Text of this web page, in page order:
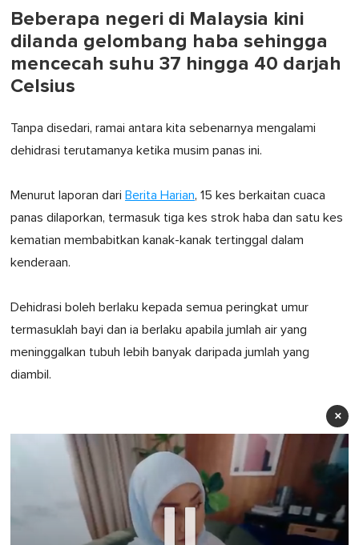
Beberapa negeri di Malaysia kini
dilanda gelombang haba sehingga
mencecah suhu 37 hingga 40 darjah
Celsius
Tanpa disedari, ramai antara kita sebenarnya mengalami
dehidrasi terutamanya ketika musim panas ini.
Menurut laporan dari Berita Harian, 15 kes berkaitan cuaca
panas dilaporkan, termasuk tiga kes strok haba dan satu kes
kematian membabitkan kanak-kanak tertinggal dalam
kenderaan.
Dehidrasi boleh berlaku kepada semua peringkat umur
termasuklah bayi dan ia berlaku apabila jumlah air yang
meninggalkan tubuh lebih banyak daripada jumlah yang
diambil.
×